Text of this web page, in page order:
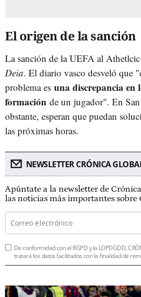
El origen de la sanción
La sanción de la UEFA al
Deia. El diario vasco desveló que "
problema es una discrepancia en
formación de un jugador". En
obstante, esperan que puedan
las próximas horas.
NEWSLETTER CRÓNICA
Apúntate a la newsletter de
las noticias más importantes sobre
De conformidad con el RGPD y la LOPDGDD,
tratará los datos facilitados con la finalidad de